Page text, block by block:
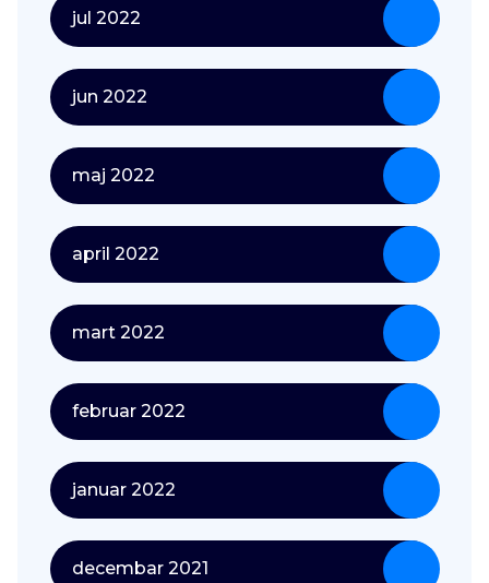
jul 2022
jun 2022
maj 2022
april 2022
mart 2022
februar 2022
januar 2022
decembar 2021